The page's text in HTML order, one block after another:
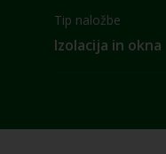
Tip naložbe
Izolacija in okna